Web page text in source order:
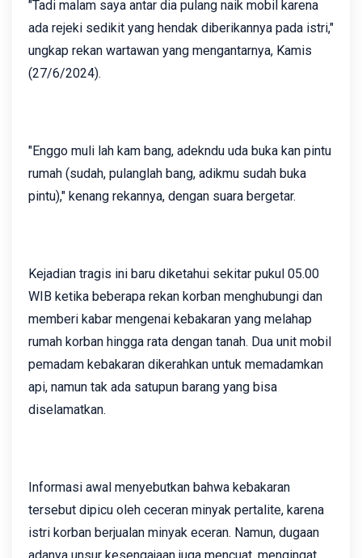
"Tadi malam saya antar dia pulang naik mobil karena
ada rejeki sedikit yang hendak diberikannya pada istri,"
ungkap rekan wartawan yang mengantarnya, Kamis
(27/6/2024).
"Enggo muli lah kam bang, adekndu uda buka kan pintu
rumah (sudah, pulanglah bang, adikmu sudah buka
pintu)," kenang rekannya, dengan suara bergetar.
Kejadian tragis ini baru diketahui sekitar pukul 05.00
WIB ketika beberapa rekan korban menghubungi dan
memberi kabar mengenai kebakaran yang melahap
rumah korban hingga rata dengan tanah. Dua unit mobil
pemadam kebakaran dikerahkan untuk memadamkan
api, namun tak ada satupun barang yang bisa
diselamatkan.
Informasi awal menyebutkan bahwa kebakaran
tersebut dipicu oleh ceceran minyak pertalite, karena
istri korban berjualan minyak eceran. Namun, dugaan